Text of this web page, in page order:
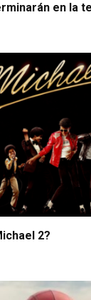
en la
2?